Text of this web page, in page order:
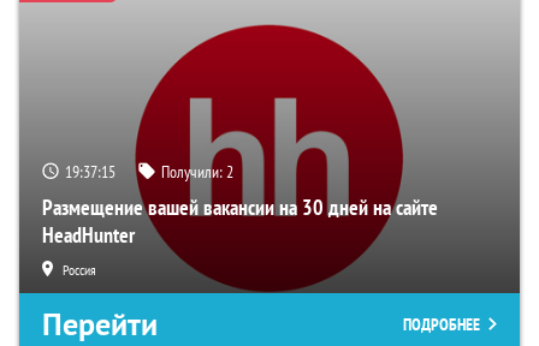
19:37:14 Получили:2
Размещение вашей вакансии на 30 дней на сайте
HeadHunter
Россия
Перейти ПОДРОБНЕЕ